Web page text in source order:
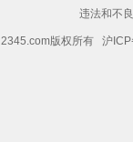
违法和不
2345.com版权所有 沪